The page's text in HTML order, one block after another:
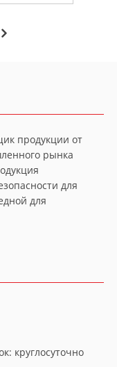
продукции от
рынка
для
для
круглосуточно